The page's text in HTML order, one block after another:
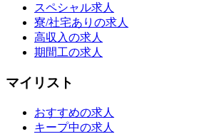
スペシャル求人
寮/社宅ありの求人
高収入の求人
期間工の求人
マイリスト
おすすめの求人
キープ中の求人